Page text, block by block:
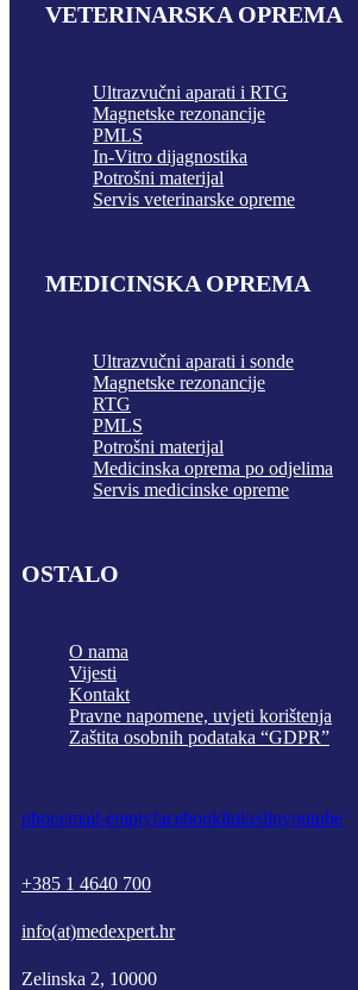
VETERINARSKA OPREMA
Ultrazvučni aparati i RTG
Magnetske rezonancije
PMLS
In-Vitro dijagnostika
Potrošni materijal
Servis veterinarske opreme
MEDICINSKA OPREMA
Ultrazvučni aparati i sonde
Magnetske rezonancije
RTG
PMLS
Potrošni materijal
Medicinska oprema po odjelima
Servis medicinske opreme
OSTALO
O nama
Vijesti
Kontakt
Pravne napomene, uvjeti korištenja
Zaštita osobnih podataka “GDPR”
phonemail-emptyfacebooklinkedinyoutube
+385 1 4640 700
info(at)medexpert.hr
Zelinska 2, 10000